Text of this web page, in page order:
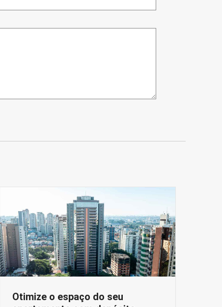
Otimize o espaço do seu